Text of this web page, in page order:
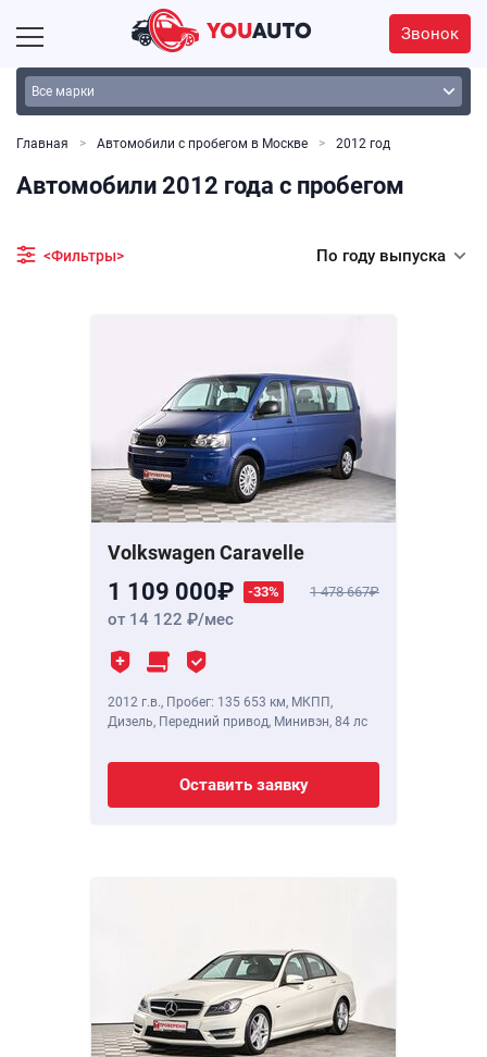
Звонок
Главная Автомобили с пробегом в Москве 2012 год
Автомобили 2012 года с пробегом
<Фильтры> По году выпуска
Volkswagen Caravelle
1 109 000 -33% 1 478 667
от 14 122 /мес
2012 г.в., Пробег: 135 653 км, МКПП,
Дизель, Передний привод, Минивэн, 84 лс
Оставить заявку